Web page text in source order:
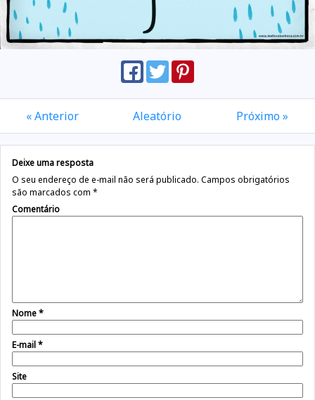
« Anterior Aleatório Próximo »
Deixe uma resposta
O seu endereço de e-mail não será publicado. Campos obrigatórios
são marcados com *
Comentário
Nome*
E-mail*
Site